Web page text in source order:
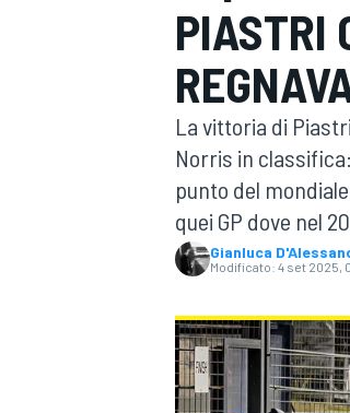
MOTOGP
WRC
PIASTRI
La vittoria di
Norris in
punto del
quei GP dove nel
Gianluca
Modificato: 4 set 2025,